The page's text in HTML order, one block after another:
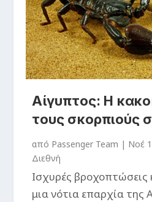
Αίγυπτος: Η
τους σκορπιούς
από Passenger Team | Νοέ
Διεθνή
Ισχυρές βροχοπτώσεις
μια νότια επαρχία της